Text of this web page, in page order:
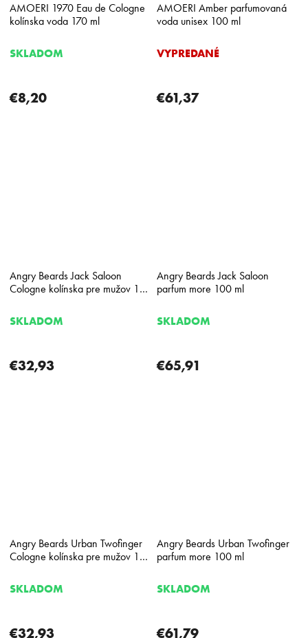
AMOERI 1970 Eau de Cologne
kolínska voda 170 ml
SKLADOM
€8,20
AMOERI Amber parfumovaná
voda unisex 100 ml
VYPREDANÉ
€61,37
Angry Beards Jack Saloon
Cologne kolínska pre mužov 100
SKLADOM
€32,93
Angry Beards Jack Saloon
parfum more 100 ml
SKLADOM
€65,91
Angry Beards Urban Twofinger
Cologne kolínska pre mužov 100
SKLADOM
€32,93
Angry Beards Urban Twofinger
parfum more 100 ml
SKLADOM
€61,79